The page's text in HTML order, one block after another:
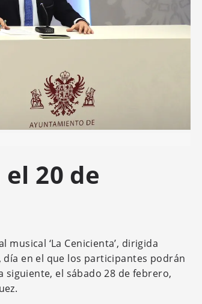
20 de
‘La Cenicienta’, dirigida
en el que los participantes podrán
siguiente, el sábado 28 de febrero,